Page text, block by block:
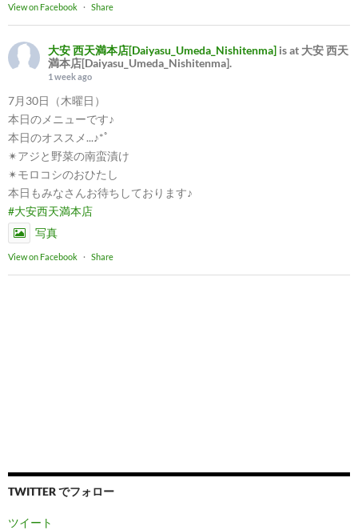
View on Facebook · Share
大安 西天満本店[Daiyasu_Umeda_Nishitenma] is at 大安 西天
満本店[Daiyasu_Umeda_Nishitenma].
1 week ago
7月30日（木曜日）
本日のメニューです♪
本日のオススメ...♪*ﾟ
✴︎アジと野菜の南蛮漬け
✴︎モロコシのおひたし
本日もみなさんお待ちしております♪
#大安西天満本店
写真
View on Facebook · Share
TWITTER でフォロー
ツイート